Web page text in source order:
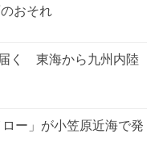
おそれ
く 東海から九州内陸
ー」が小笠原近海で発